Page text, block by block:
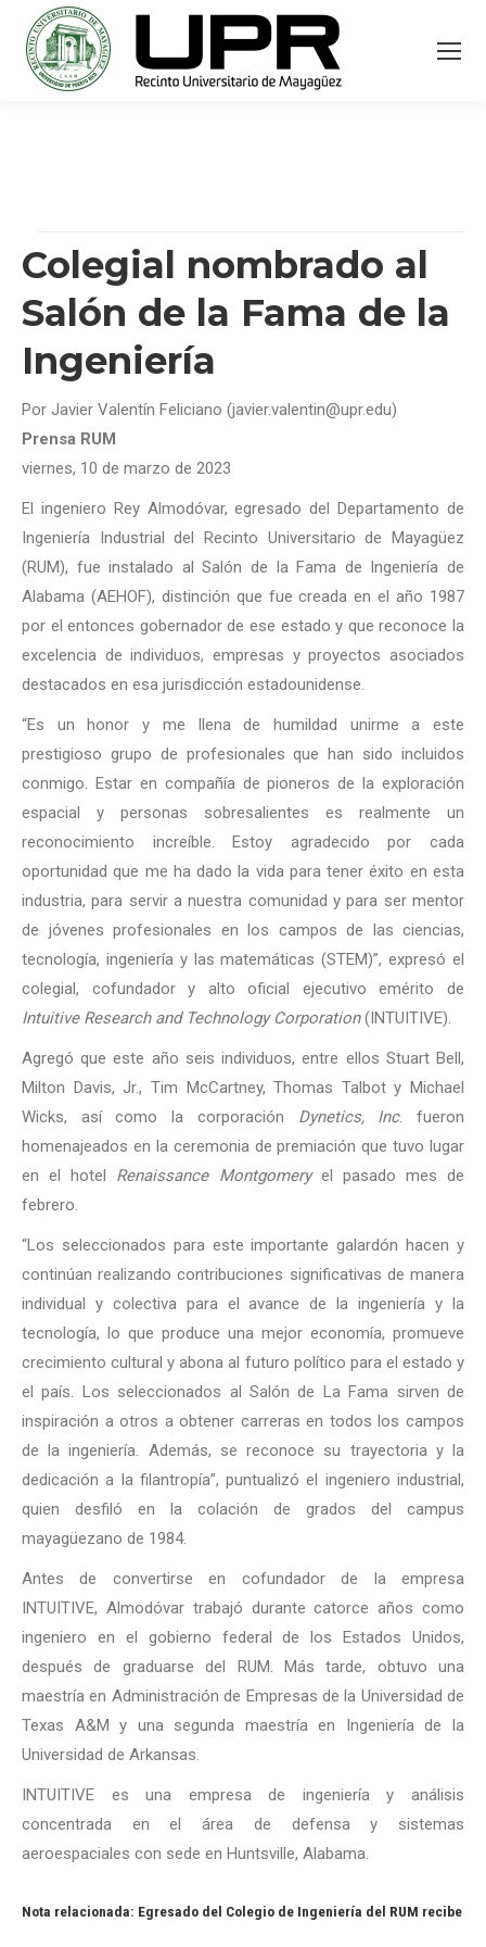
Colegial nombrado al
Salón de la Fama de la
Ingeniería
Por Javier Valentín Feliciano (javier.valentin@upr.edu)
Prensa RUM
viernes, 10 de marzo de 2023
El ingeniero Rey Almodóvar, egresado del Departamento de
Ingeniería Industrial del Recinto Universitario de Mayagüez
(RUM), fue instalado al Salón de la Fama de Ingeniería de
Alabama (AEHOF), distinción que fue creada en el año 1987
por el entonces gobernador de ese estado y que reconoce la
excelencia de individuos, empresas y proyectos asociados
destacados en esa jurisdicción estadounidense.
“Es un honor y me llena de humildad unirme a este
prestigioso grupo de profesionales que han sido incluidos
conmigo. Estar en compañía de pioneros de la exploración
espacial y personas sobresalientes es realmente un
reconocimiento increíble. Estoy agradecido por cada
oportunidad que me ha dado la vida para tener éxito en esta
industria, para servir a nuestra comunidad y para ser mentor
de jóvenes profesionales en los campos de las ciencias,
tecnología, ingeniería y las matemáticas (STEM)”, expresó el
colegial, cofundador y alto oficial ejecutivo emérito de
Intuitive Research and Technology Corporation(INTUITIVE).
Agregó que este año seis individuos, entre ellos Stuart Bell,
Milton Davis, Jr., Tim McCartney, Thomas Talbot y Michael
Wicks, así como la corporación Dynetics, Inc. fueron
homenajeados en la ceremonia de premiación que tuvo lugar
en el hotel Renaissance Montgomeryel pasado mes de
febrero.
“Los seleccionados para este importante galardón hacen y
continúan realizando contribuciones significativas de manera
individual y colectiva para el avance de la ingeniería y la
tecnología, lo que produce una mejor economía, promueve
crecimiento cultural y abona al futuro político para el estado y
el país. Los seleccionados al Salón de La Fama sirven de
inspiración a otros a obtener carreras en todos los campos
de la ingeniería. Además, se reconoce su trayectoria y la
dedicación a la filantropía”, puntualizó el ingeniero industrial,
quien desfiló en la colación de grados del campus
mayagüezano de 1984.
Antes de convertirse en cofundador de la empresa
INTUITIVE, Almodóvar trabajó durante catorce años como
ingeniero en el gobierno federal de los Estados Unidos,
después de graduarse del RUM. Más tarde, obtuvo una
maestría en Administración de Empresas de la Universidad de
Texas A&M y una segunda maestría en Ingeniería de la
Universidad de Arkansas.
INTUITIVE es una empresa de ingeniería y análisis
concentrada en el área de defensa y sistemas
aeroespaciales con sede en Huntsville, Alabama.
Nota relacionada: Egresado del Colegio de Ingeniería del RUM recibe